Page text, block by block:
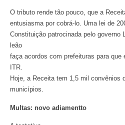
O tributo rende tão pouco, que a
entusiasma por cobrá-lo. Uma lei de
Constituição patrocinada pelo governo
leão
faça acordos com prefeituras para
ITR.
Hoje, a Receita tem 1,5 mil convênios
municípios.
Multas: novo adiamentto